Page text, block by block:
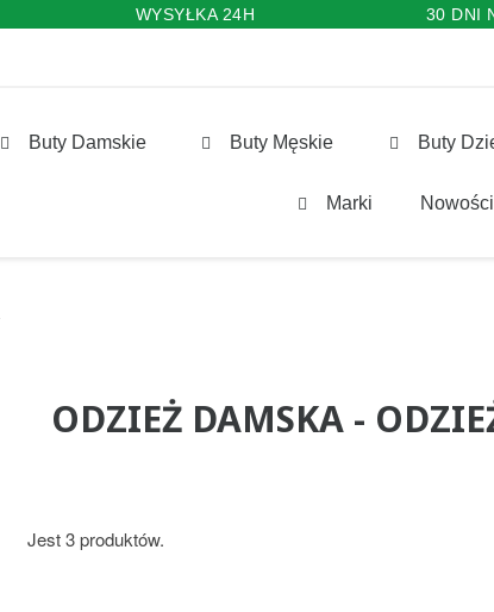
WYSYŁKA 24H 30 DNI
Buty Damskie Buty Męskie Buty
Marki Nowości
ODZIEŻ DAMSKA -
Jest 3 produktów.